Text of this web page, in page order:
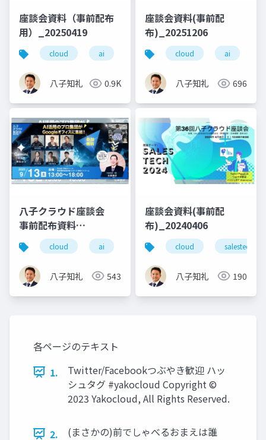
座談会資料（事前配布
用）_20250419
cloud ai saas
八子知礼 0.9K
座談会資料(事前配
布)_20251206
cloud ai
八子知礼 696
八子クラウド座談会
事前配布資料
_20250913
cloud ai saas 生成ai
八子知礼 543
座談会資料(事前配
布)_20240406
cloud salestech
八子知礼 190
各ページのテキスト
1.
Twitter/Facebookつぶやき歓迎 ハッ
シュタグ #yakocloud Copyright ©
2023 Yakocloud, All Rights Reserved.
2.
(まさかの)前でしゃべるおまえは誰